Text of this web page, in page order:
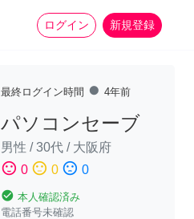
ログイン 新規登録
家事 more_horiz
最終ログイン時間 fiber_manual_record 4年前
パソコンセーブ
男性 /30代 / 大阪府
sentiment_satisfied 0 sentiment_neutral 0 sentiment_dissatisfied 0
check_circle 本人確認済み
電話番号未確認